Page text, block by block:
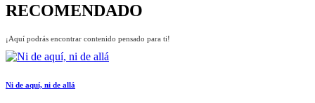
RECOMENDADO
¡Aquí podrás encontrar contenido pensado para ti!
Ni de aquí, ni de allá